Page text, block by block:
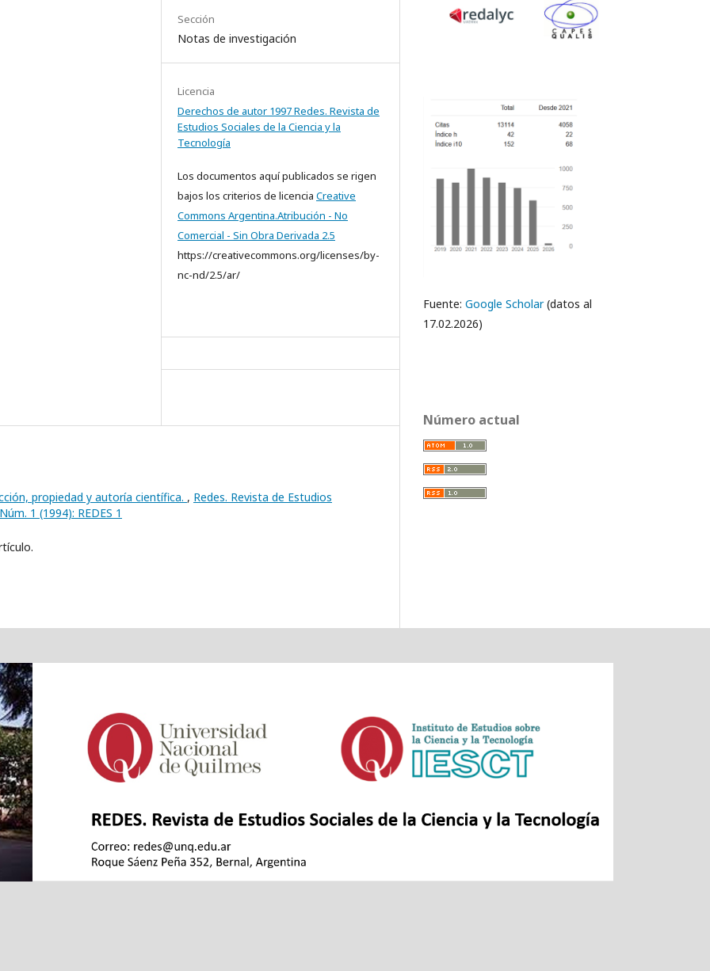
Sección
Notas de investigación
Licencia
Derechos de autor 1997 Redes. Revista de
Estudios Sociales de la Ciencia y la
Tecnología
Los documentos aquí publicados se rigen
bajos los criterios de licencia Creative
Commons Argentina.Atribución - No
Comercial - Sin Obra Derivada 2.5
https://creativecommons.org/licenses/by-
nc-nd/2.5/ar/
propiedad y autoría científica. , Redes. Revista de Estudios
1 (1994): REDES 1
Fuente: Google Scholar(datos al
17.02.2026)
Número actual